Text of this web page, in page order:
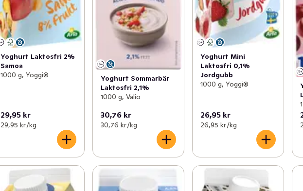
Yoghurt Laktosfri 2%
Samoa
1000 g, Yoggi®
29,95 kr
29,95 kr /kg
Yoghurt Sommarbär
Laktosfri 2,1%
1000 g, Valio
30,76 kr
30,76 kr /kg
Yoghurt Mini
Laktosfri 0,1%
Jordgubb
1000 g, Yoggi®
26,95 kr
26,95 kr /kg